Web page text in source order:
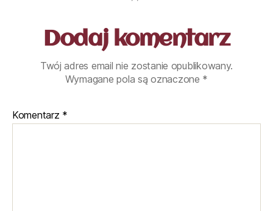
Dodaj komentarz
Twój adres email nie zostanie opublikowany.
Wymagane pola są oznaczone *
Komentarz *